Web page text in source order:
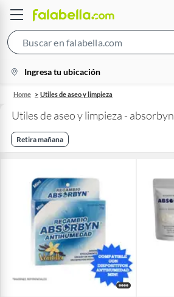
Bar
location-
icon
Ingresa tu ubicación
Home Utiles de aseo y limpieza
Utiles de aseo y limpieza - absorbyn
Retira mañana